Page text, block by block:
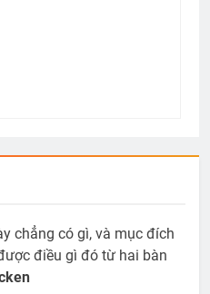
chẳng có gì, và mục đích
điều gì đó từ hai bàn